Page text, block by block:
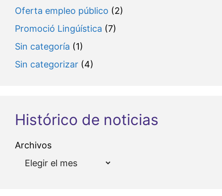
Oferta empleo público (2)
Promoció Lingúística (7)
Sin categoría (1)
Sin categorizar (4)
Histórico de noticias
Archivos